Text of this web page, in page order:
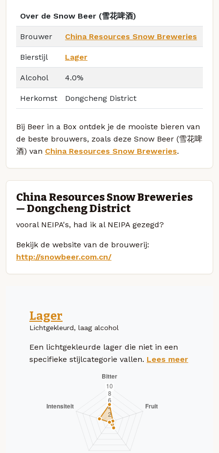
Over de Snow Beer (雪花啤酒)
Brouwer China Resources Snow Breweries
Bierstijl Lager
Alcohol 4.0%
Herkomst Dongcheng District
Bij Beer in a Box ontdek je de mooiste bieren van
de beste brouwers, zoals deze Snow Beer (雪花啤
酒) van China Resources Snow Breweries.
China Resources Snow Breweries
— Dongcheng District
vooral NEIPA's, had ik al NEIPA gezegd?
Bekijk de website van de brouwerij:
http://snowbeer.com.cn/
Lager
Lichtgekleurd, laag alcohol
Een lichtgekleurde lager die niet in een
specifieke stijlcategorie vallen. Lees meer